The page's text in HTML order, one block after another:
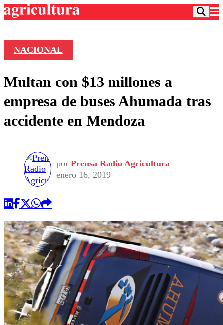
Frecuencias
Agricultura TV
Deportes
Colo Colo
Seleccion Chilena
Torneo Internacional
Entretención
Economía
Internacional
Publicaciones en medios
Opinión
NACIONAL
Multan con $13 millones a
empresa de buses Ahumada tras
accidente en Mendoza
por Prensa Radio Agricultura
enero 16, 2019